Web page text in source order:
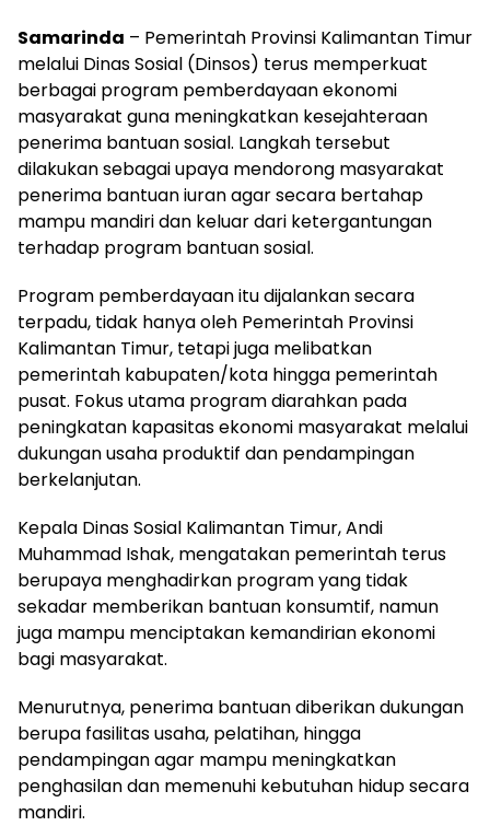
Samarinda – Pemerintah Provinsi Kalimantan Timur
melalui Dinas Sosial (Dinsos) terus memperkuat
berbagai program pemberdayaan ekonomi
masyarakat guna meningkatkan kesejahteraan
penerima bantuan sosial. Langkah tersebut
dilakukan sebagai upaya mendorong masyarakat
penerima bantuan iuran agar secara bertahap
mampu mandiri dan keluar dari ketergantungan
terhadap program bantuan sosial.
Program pemberdayaan itu dijalankan secara
terpadu, tidak hanya oleh Pemerintah Provinsi
Kalimantan Timur, tetapi juga melibatkan
pemerintah kabupaten/kota hingga pemerintah
pusat. Fokus utama program diarahkan pada
peningkatan kapasitas ekonomi masyarakat melalui
dukungan usaha produktif dan pendampingan
berkelanjutan.
Kepala Dinas Sosial Kalimantan Timur, Andi
Muhammad Ishak, mengatakan pemerintah terus
berupaya menghadirkan program yang tidak
sekadar memberikan bantuan konsumtif, namun
juga mampu menciptakan kemandirian ekonomi
bagi masyarakat.
Menurutnya, penerima bantuan diberikan dukungan
berupa fasilitas usaha, pelatihan, hingga
pendampingan agar mampu meningkatkan
penghasilan dan memenuhi kebutuhan hidup secara
mandiri.